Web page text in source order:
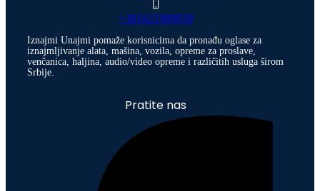
+381621989039
Iznajmi Unajmi pomaže korisnicima da pronađu oglase za
iznajmljivanje alata, mašina, vozila, opreme za proslave,
venčanica, haljina, audio/video opreme i različitih usluga širom
Srbije.
Pratite nas